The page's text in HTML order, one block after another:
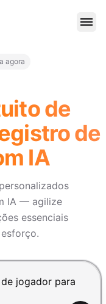
agora
de
de
IA
IA — agilize
essenciais
para